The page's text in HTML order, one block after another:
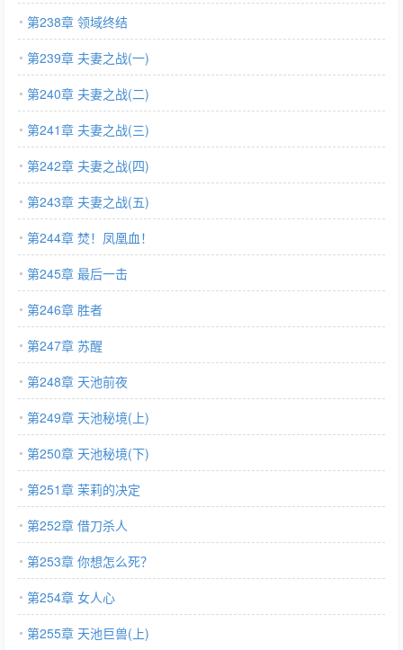
第238章 领域终结
第239章 夫妻之战(一)
第240章 夫妻之战(二)
第241章 夫妻之战(三)
第242章 夫妻之战(四)
第243章 夫妻之战(五)
第244章 焚！凤凰血！
第245章 最后一击
第246章 胜者
第247章 苏醒
第248章 天池前夜
第249章 天池秘境(上)
第250章 天池秘境(下)
第251章 茉莉的决定
第252章 借刀杀人
第253章 你想怎么死？
第254章 女人心
第255章 天池巨兽(上)